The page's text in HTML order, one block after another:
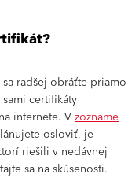
radšej obráťte priamo
certifikáty
internete. Vzozname
osloviť, je
riešili v nedávnej
sa na skúsenosti.